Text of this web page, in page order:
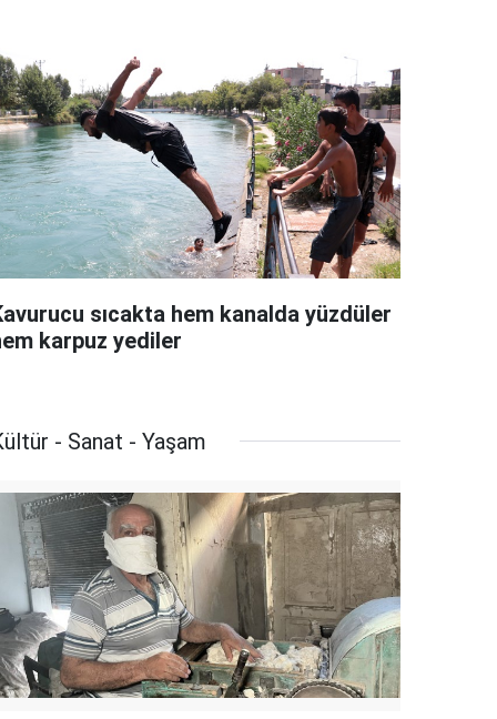
sıcakta hem kanalda yüzdüler
karpuz yediler
- Sanat - Yaşam